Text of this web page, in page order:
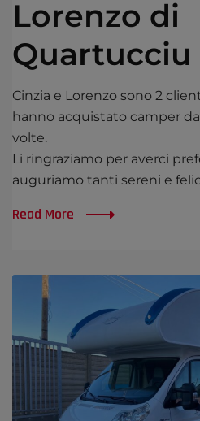
Lorenzo di
Quartucciu
Cinzia e Lorenzo sono 2
hanno acquistato camper
volte.
Li ringraziamo per averci
auguriamo tanti sereni e
Read More